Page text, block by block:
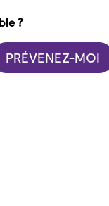
?
PRÉVENEZ-MOI